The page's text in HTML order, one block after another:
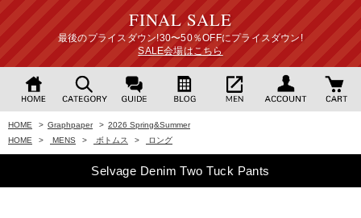
FINAL SALE
最後のプライスダウン!30〜50％OFFにプライスダウン!
SALE会場はこちら
HOME > Graphpaper > 2026 Spring&Summer
HOME
> MENS > ボトムス > ロング
Selvage Denim Two Tuck Pants